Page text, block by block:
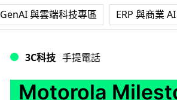
GenAI 與雲端科技專區 ERP 與商業
3C科技 手提電話
Motorola